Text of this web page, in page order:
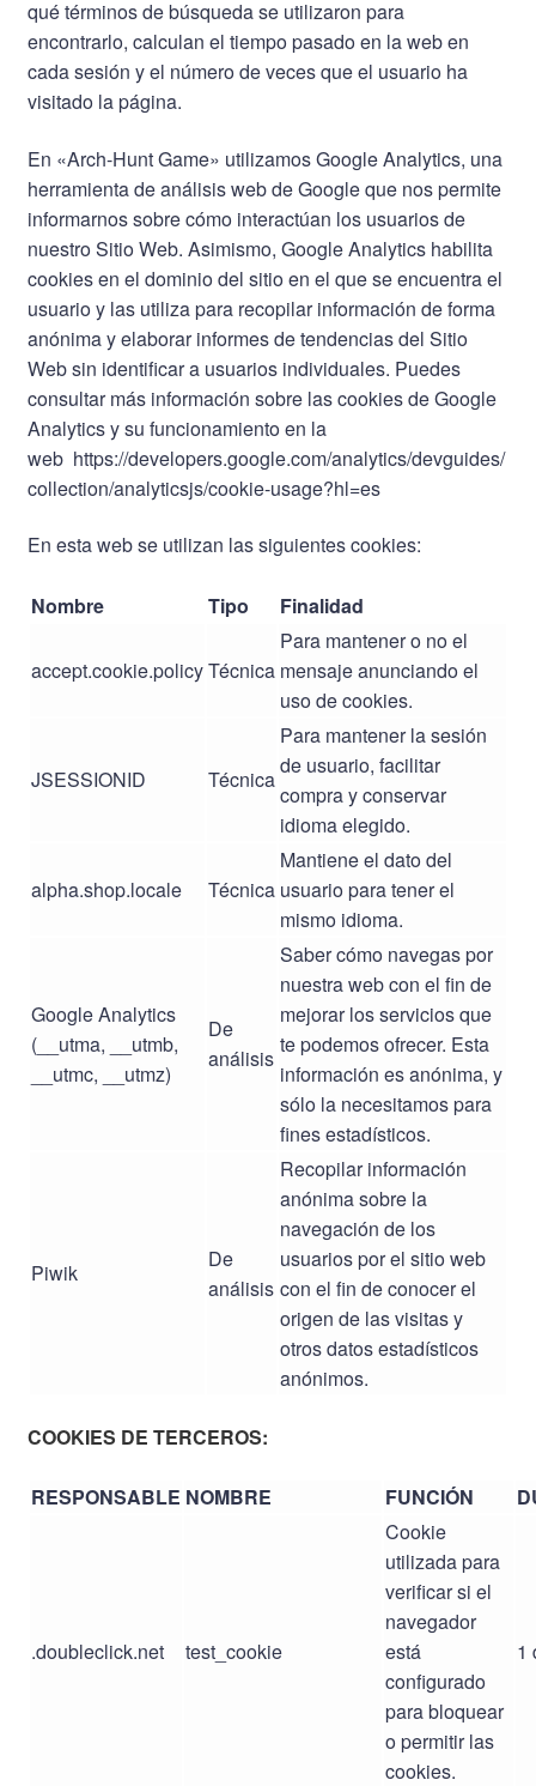
qué términos de búsqueda se utilizaron para
encontrarlo, calculan el tiempo pasado en la web en
cada sesión y el número de veces que el usuario ha
visitado la página.
En «Arch-Hunt Game» utilizamos Google Analytics, una
herramienta de análisis web de Google que nos permite
informarnos sobre cómo interactúan los usuarios de
nuestro Sitio Web. Asimismo, Google Analytics habilita
cookies en el dominio del sitio en el que se encuentra el
usuario y las utiliza para recopilar información de forma
anónima y elaborar informes de tendencias del Sitio
Web sin identificar a usuarios individuales. Puedes
consultar más información sobre las cookies de Google
Analytics y su funcionamiento en la
web https://developers.google.com/analytics/devguides/
collection/analyticsjs/cookie-usage?hl=es
En esta web se utilizan las siguientes cookies:
Nombre Tipo Finalidad
accept.cookie.policyTécnica
Para mantener o no el
mensaje anunciando el
uso de cookies.
JSESSIONID Técnica
Para mantener la sesión
de usuario, facilitar
compra y conservar
idioma elegido.
alpha.shop.locale Técnica
Mantiene el dato del
usuario para tener el
mismo idioma.
Google Analytics
(__utma, __utmb,
__utmc, __utmz)
De
análisis
Saber cómo navegas por
nuestra web con el fin de
mejorar los servicios que
te podemos ofrecer. Esta
información es anónima, y
sólo la necesitamos para
fines estadísticos.
Piwik
De
análisis
Recopilar información
anónima sobre la
navegación de los
usuarios por el sitio web
con el fin de conocer el
origen de las visitas y
otros datos estadísticos
anónimos.
COOKIES DE TERCEROS:
RESPONSABLE NOMBRE FUNCIÓN
.doubleclick.net test_cookie
Cookie
utilizada para
verificar si el
navegador
está
configurado
para bloquear
o permitir las
cookies.
1